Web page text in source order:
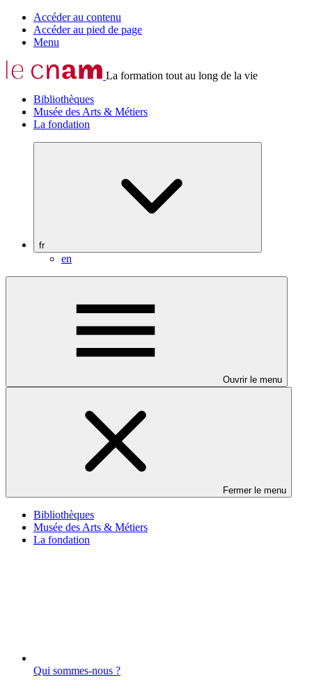
Accéder au contenu
Accéder au pied de page
Menu
La formation tout au long de la vie
Bibliothèques
Musée des Arts & Métiers
La fondation
fr
en
Ouvrir le menu
Fermer le menu
Bibliothèques
Musée des Arts & Métiers
La fondation
Qui sommes-nous ?